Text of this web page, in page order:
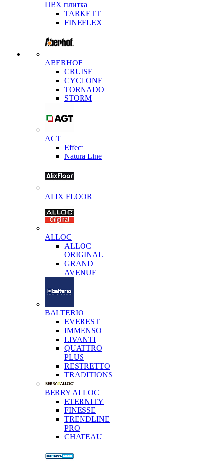
ПВХ плитка
TARKETT
FINEFLEX
ABERHOF
CRUISE
CYCLONE
TORNADO
STORM
AGT
Effect
Natura Line
ALIX FLOOR
ALLOC
ALLOC
ORIGINAL
GRAND
AVENUE
BALTERIO
EVEREST
IMMENSO
LIVANTI
QUATTRO
PLUS
RESTRETTO
TRADITIONS
BERRY ALLOC
ETERNITY
FINESSE
TRENDLINE
PRO
CHATEAU